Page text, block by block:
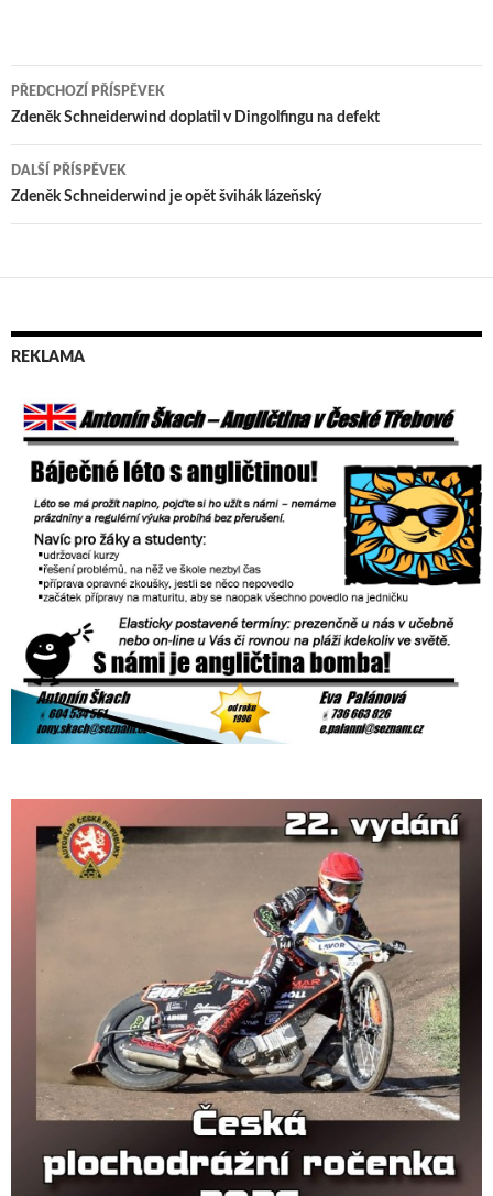
Navigace
pro
příspěvek
PŘEDCHOZÍ PŘÍSPĚVEK
Zdeněk Schneiderwind doplatil v Dingolfingu na defekt
DALŠÍ PŘÍSPĚVEK
Zdeněk Schneiderwind je opět švihák lázeňský
REKLAMA